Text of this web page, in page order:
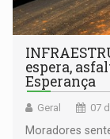
espera,
Esperança
Geral 07
Moradores